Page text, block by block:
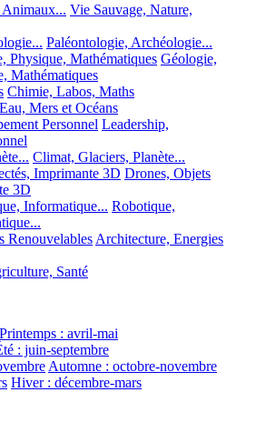
Animaux... Vie Sauvage, Nature,
Paléontologie, Archéologie...
Physique, Mathématiques Géologie,
Mathématiques
Chimie, Labos, Maths
Eau, Mers et Océans
Personnel Leadership,
Climat, Glaciers, Planète...
Imprimante 3D Drones, Objets
3D
Informatique... Robotique,
Renouvelables Architecture, Energies
Santé
Printemps : avril-mai
: juin-septembre
Automne : octobre-novembre
Hiver : décembre-mars